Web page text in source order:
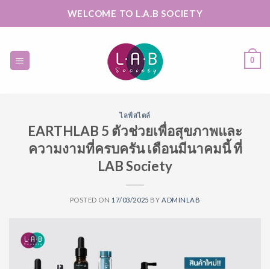
WELCOME TO L.A.B SOCIETY
0
ไลฟ์สไตล์
EARTHLAB 5 ตัวช่วยเพื่อสุขภาพและ
ความงามที่ครบครัน​ เดือนมีนาคมนี้ ที่
LAB Society
POSTED ON 17/03/2025 BY ADMINLAB